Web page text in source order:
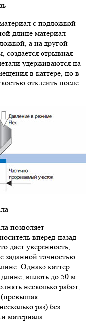
с подложкой
длине материал
а на другой -
создается отрывная
удерживаются на
в каттере, но в
отклеить после
позволяет
вперед-назад
дает уверенность,
заданной точностью
Однако каттер
вплоть до 50 м.
несколько работ,
(превышая
раз) без
материала.